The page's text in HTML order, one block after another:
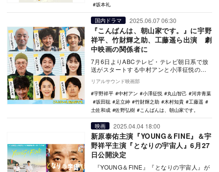
坂本礼
国内ドラマ 2025.06.07 06:30
『こんばんは、朝山家です。』に宇野
祥平、竹財輝之助、工藤遥ら出演 劇
中映画の関係者に
7月6日よりABCテレビ・テレビ朝日系で放
送がスタートする中村アンと小澤征悦のW
主演ドラマ『こんばんは、朝山家です。』
の追加キャ…
リアルサウンド映画部
宇野祥平
中村アン 小澤征悦 丸山智己
河井青葉
坂田聡
足立紳 竹財輝之助 木村知貴
工藤遥
土佐和成
佐野弘樹 こんばんは、朝山家です。
映画 2025.04.04 18:00
新原泰佑主演『YOUNG＆FINE』＆宇
野祥平主演『となりの宇宙人』6月27
日公開決定
『YOUNG＆FINE』『となりの宇宙人』が